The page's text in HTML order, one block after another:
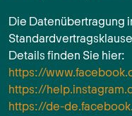
Die Datenübertragung
Details finden Sie hier:
https://
https://
https://de-